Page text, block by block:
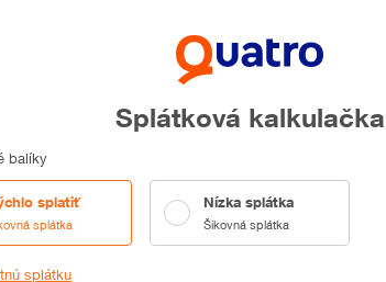
Splátková kalkulačka
balíky
splatiť
splátka
Nízka splátka
Šikovná splátka
splátku